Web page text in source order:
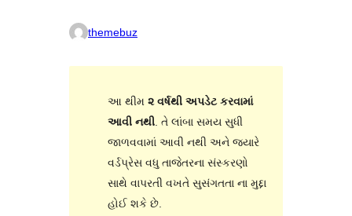
themebuz
આ થીમ ૨ વર્ષથી અપડેટ કરવામાં
આવી નથી. તે લાંબા સમય સુધી
જાળવવામાં આવી નથી અને જ્યારે
વર્ડપ્રેસ વધુ તાજેતરના સંસ્કરણો
સાથે વાપરતી વખતે સુસંગતતા ના મુદ્દા
હોઈ શકે છે.